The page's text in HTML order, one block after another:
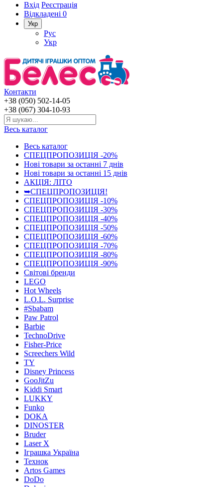
Вхід Реєстрація
Відкладені 0
Укр
Рус
Укр
Контакти
+38 (050) 502-14-05
+38 (067) 304-10-93
Весь каталог
Весь каталог
СПЕЦПРОПОЗИЦІЯ -20%
Нові товари за останнi 7 днiв
Нові товари за останнi 15 днiв
АКЦІЯ: ЛІТО
➥СПЕЦПРОПОЗИЦІЯ!
СПЕЦПРОПОЗИЦІЯ -10%
СПЕЦПРОПОЗИЦІЯ -30%
СПЕЦПРОПОЗИЦІЯ -40%
СПЕЦПРОПОЗИЦІЯ -50%
СПЕЦПРОПОЗИЦІЯ -60%
СПЕЦПРОПОЗИЦІЯ -70%
СПЕЦПРОПОЗИЦІЯ -80%
СПЕЦПРОПОЗИЦІЯ -90%
Світові бренди
LEGO
Hot Wheels
L.O.L. Surprise
#Sbabam
Paw Patrol
Barbie
TechnoDrive
Fisher-Price
Screechers Wild
TY
Disney Princess
GooJitZu
Kiddi Smart
LUKKY
Funko
DOKA
DINOSTER
Bruder
Laser X
Іграшка Україна
Технок
Artos Games
DoDo